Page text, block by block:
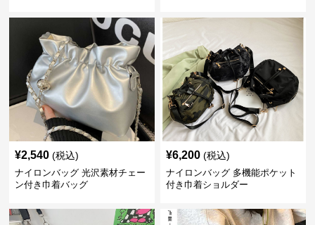
¥2,540 (税込)
ナイロンバッグ 光沢素材チェー
ン付き巾着バッグ
¥6,200 (税込)
ナイロンバッグ 多機能ポケット
付き巾着ショルダー